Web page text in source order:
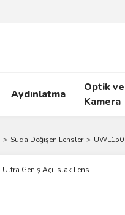
Aydınlatma
Optik ve
Kamera
Suda Değişen Lensler